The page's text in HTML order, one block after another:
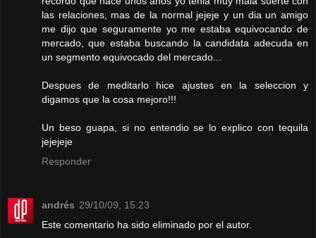
las relaciones, mas de la normal jejeje y un dia un amigo
me dijo que seguramente yo me estaba equivocando de
mercado, que estaba buscando la candidata adecuda en
un segmento equivocado del mercado...
Despues de meditarlo hice ajustes en la seleccion y
digamos que la cosa mejoro!!!
Un beso guapa, si no entendio se lo explico con tequila
jejejeje
Responder
andrés 29/10/09, 15:23
Este comentario ha sido eliminado por el autor.